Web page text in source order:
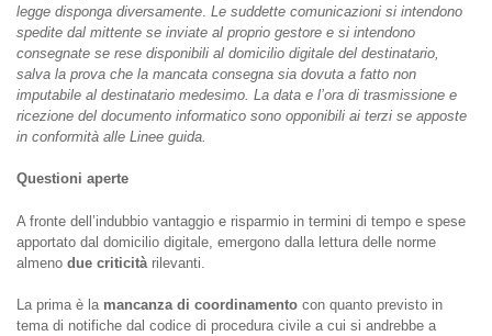
legge disponga diversamente Le suddette comunicazioni si intendono
spedite dal mittente se inviate al proprio gestore e si intendono
consegnate se rese disponibili al domicilio digitale del destinatario,
salva la prova che la mancata consegna sia dovuta a fatto non
imputabile al destinatario medesimo. La data e l’ora di trasmissione e
ricezione del documento informatico sono opponibili ai terzi se apposte
in conformità alle Linee guida.
Questioni aperte
A fronte dell’indubbio vantaggio e risparmio in termini di tempo e spese
apportato dal domicilio digitale, emergono dalla lettura delle norme
almeno due criticità rilevanti.
La prima è la mancanza di coordinamento con quanto previsto in
tema di notifiche dal codice di procedura civile a cui si andrebbe a